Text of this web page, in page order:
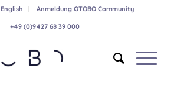
English Anmeldung OTOBO Community
+49 (0)9427 68 39 000